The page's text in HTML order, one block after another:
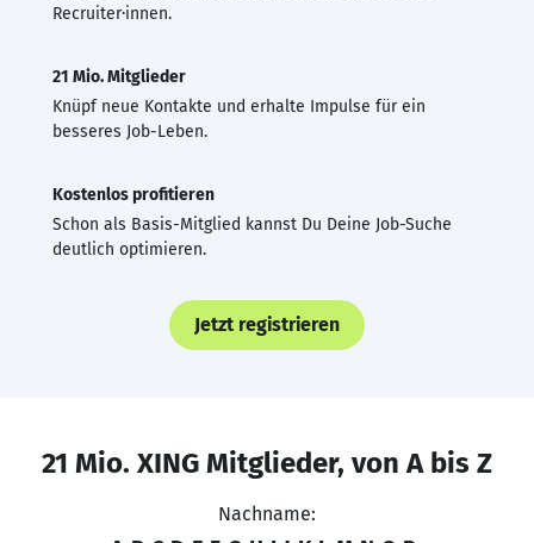
Recruiter·innen.
21 Mio. Mitglieder
Knüpf neue Kontakte und erhalte Impulse für ein
besseres Job-Leben.
Kostenlos profitieren
Schon als Basis-Mitglied kannst Du Deine Job-Suche
deutlich optimieren.
Jetzt registrieren
21 Mio. XING Mitglieder, von A bis Z
Nachname: